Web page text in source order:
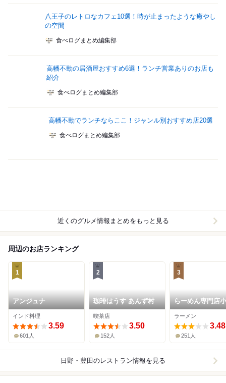
八王子のレトロなカフェ10選！時が止まったような癒やし
の空間
食べログまとめ編集部
高幡不動の居酒屋おすすめ6選！ランチ営業ありのお店も
紹介
食べログまとめ編集部
高幡不動でランチならここ！ジャンル別おすすめ店20選
食べログまとめ編集部
近くのグルメ情報まとめをもっと見る
周辺のお店ランキング
1
アンジュナ
インド料理
3.59
601人
2
珈琲はうす あんず村
喫茶店
3.50
152人
3
らーめん専門店
高幡不動店
ラーメン
3.48
251人
日野・豊田 のレストラン情報を見る